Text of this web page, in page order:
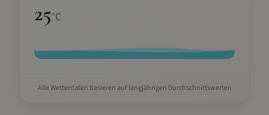
25°C
Alle Wetterdaten basieren auf langjährigen Durchschnittswerten